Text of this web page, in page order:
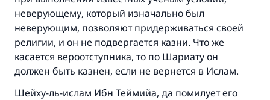
неверующему, который изначально был
неверующим, позволяют придерживаться своей
религии, и он не подвергается казни. Что же
касается вероотступника, то по Шариату он
должен быть казнен, если не вернется в Ислам.
Шейху-ль-ислам Ибн Теймийа, да помилует его